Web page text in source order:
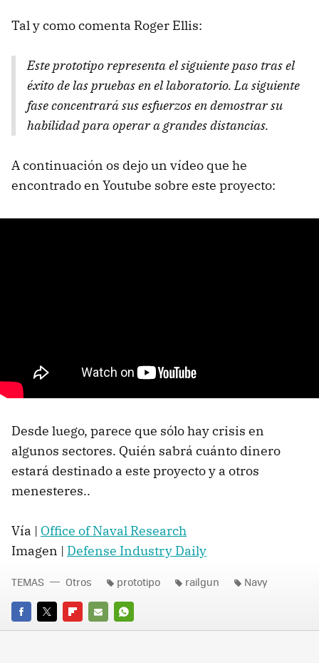
Tal y como comenta Roger Ellis:
Este prototipo representa el siguiente paso tras el
éxito de las pruebas en el laboratorio. La siguiente
fase concentrará sus esfuerzos en demostrar su
habilidad para operar a grandes distancias.
A continuación os dejo un vídeo que he
encontrado en Youtube sobre este proyecto:
Desde luego, parece que sólo hay crisis en
algunos sectores. Quién sabrá cuánto dinero
estará destinado a este proyecto y a otros
menesteres..
Vía | Office of Naval Research
Imagen | Defense Industry Daily
FACEBOOK
TWITTERFLIPBOARD
E-
WHATSAPP
TEMAS Otros prototipo railgun Navy